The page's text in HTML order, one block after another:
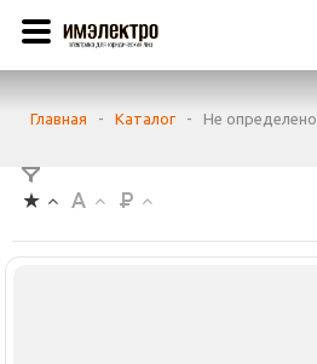
Главная - Каталог - Не определено